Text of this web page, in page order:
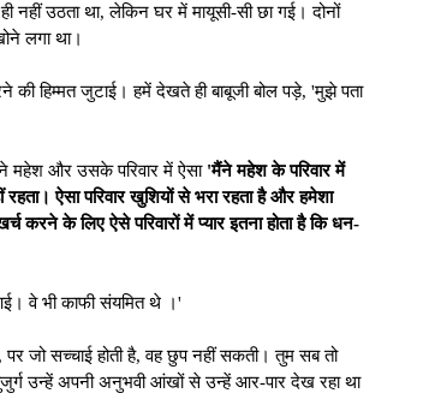
नहीं उठता था, लेकिन घर में मायूसी-सी छा गई। दोनों
लगा था।
की हिम्मत जुटाई। हमें देखते ही बाबूजी बोल पड़े, 'मुझे पता
महेश और उसके परिवार में ऐसा 'मैंने महेश के परिवार में
ऐसा परिवार खुशियों से भरा रहता है और हमेशा
करने के लिए ऐसे परिवारों में प्यार इतना होता है कि धन-
वे भी काफी संयमित थे ।'
जो सच्चाई होती है, वह छुप नहीं सकती। तुम सब तो
उन्हें अपनी अनुभवी आंखों से उन्हें आर-पार देख रहा था